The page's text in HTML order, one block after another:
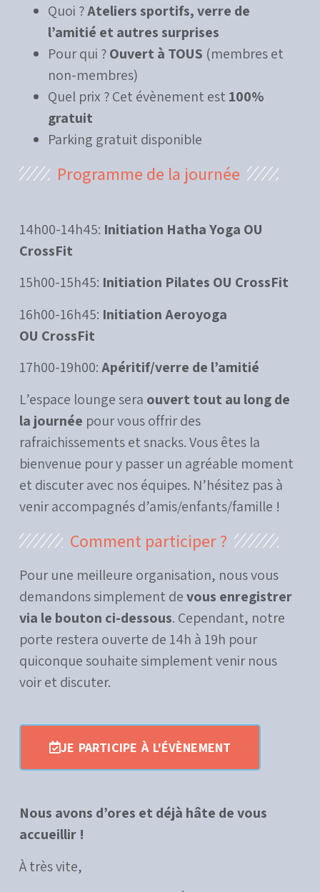
Quoi ?Ateliers sportifs, verre de
l’amitié et autres surprises
Pour qui ?Ouvert à TOUS (membres et
non-membres)
Quel prix ? Cet évènement est 100%
gratuit
Parking gratuit disponible
Programme de la journée
14h00-14h45: Initiation Hatha Yoga OU
CrossFit
15h00-15h45: Initiation Pilates OU CrossFit
16h00-16h45: Initiation Aeroyoga
OU CrossFit
17h00-19h00:Apéritif/verre de l’amitié
L’espace lounge sera ouvert tout au long de
la journée pour vous offrir des
rafraichissements et snacks. Vous êtes la
bienvenue pour y passer un agréable moment
et discuter avec nos équipes. N’hésitez pas à
venir accompagnés d’amis/enfants/famille !
Comment participer ?
Pour une meilleure organisation, nous vous
demandons simplement devous enregistrer
via le bouton ci-dessous. Cependant, notre
porte restera ouverte de 14h à 19h pour
quiconque souhaite simplement venir nous
voir et discuter.
JE PARTICIPE À L'ÉVÈNEMENT
Nous avons d’ores et déjà hâte de vous
accueillir !
À très vite,